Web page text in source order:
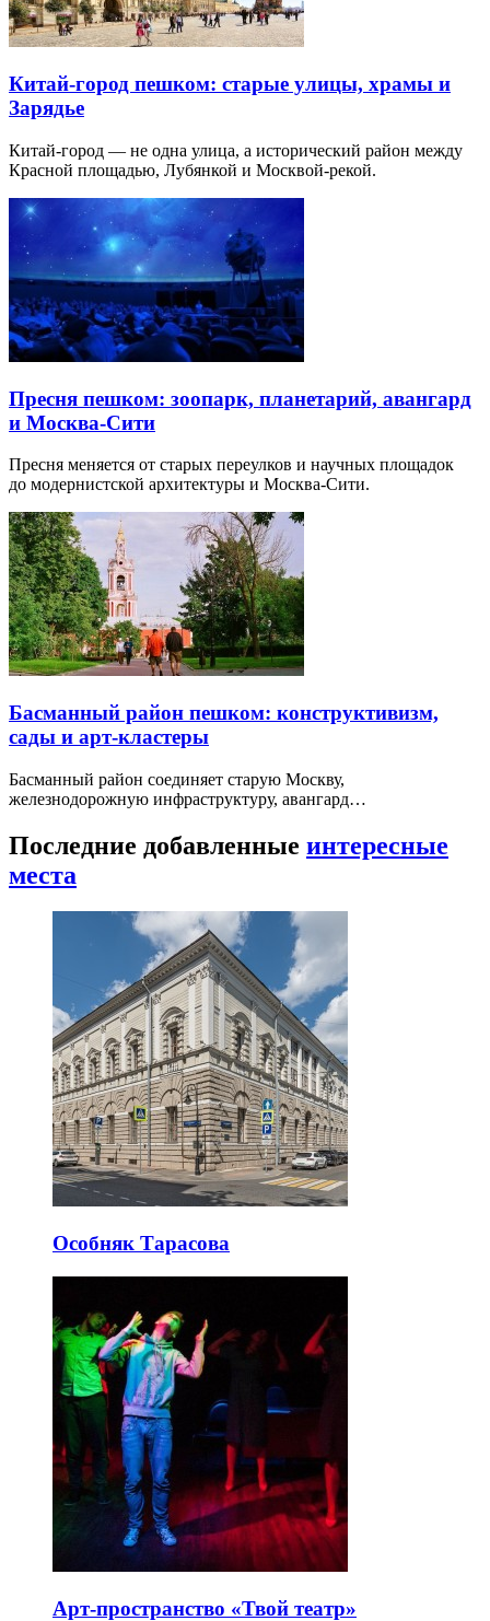
Китай-город пешком: старые улицы, храмы и
Зарядье
Китай-город — не одна улица, а исторический район между
Красной площадью, Лубянкой и Москвой-рекой.
Пресня пешком: зоопарк, планетарий, авангард
и Москва-Сити
Пресня меняется от старых переулков и научных площадок
до модернистской архитектуры и Москва-Сити.
Басманный район пешком: конструктивизм,
сады и арт-кластеры
Басманный район соединяет старую Москву,
железнодорожную инфраструктуру, авангард…
Последние добавленные интересные
места
Особняк Тарасова
Арт-пространство «Твой театр»